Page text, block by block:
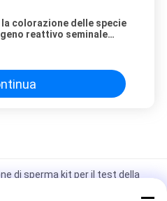
la colorazione delle specie
reattivo seminale
di sperma kit per il test della
perossido di idrogeno